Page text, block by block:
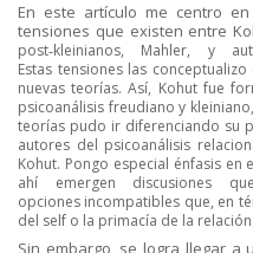
En este artículo me centro
tensiones que existen entre
post‐kleinianos, Mahler, y
Estas tensiones las
nuevas teorías. Así, Kohut fue
psicoanálisis freudiano y
teorías pudo ir diferenciando su
autores del psicoanálisis
Kohut. Pongo especial énfasis en
ahí emergen discusiones
opciones incompatibles que, en
del self o la primacía de la relación.
Sin embargo, se logra llegar a